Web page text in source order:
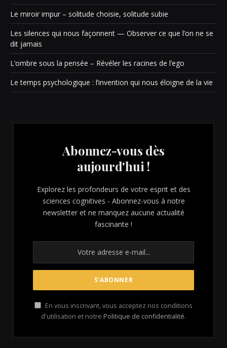
Le miroir impur – solitude choisie, solitude subie
Les silences qui nous façonnent — Observer ce que l’on ne se
dit jamais
L’ombre sous la pensée – Révéler les racines de l’ego
Le temps psychologique : l’invention qui nous éloigne de la vie
Abonnez-vous dès
aujourd'hui !
Explorez les profondeurs de votre esprit et des
sciences cognitives - Abonnez-vous à notre
newsletter et ne manquez aucune actualité
fascinante !
En vous inscrivant, vous acceptez nos conditions
d'utilisation et notre Politique de confidentialité.